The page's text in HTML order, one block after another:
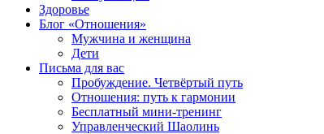
Здоровье
Блог «Отношения»
Мужчина и женщина
Дети
Письма для вас
Пробуждение. Четвёртый путь
Отношения: путь к гармонии
Бесплатный мини-тренинг
Управленческий Шаолинь